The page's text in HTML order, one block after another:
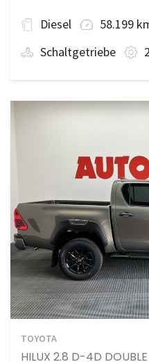
Diesel 58.199
Schaltgetriebe
TOYOTA
HILUX 2.8 D-4D